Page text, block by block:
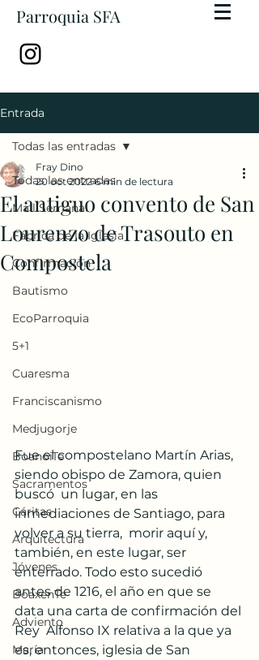
Parroquia SFA
Entrada
Todas las entradas
Mail Semanal
Fábrica de la Iglesia
Confirmación
Bautismo
EcoParroquia
5+1
Cuaresma
Franciscanismo
Medjugorje
BoanoiTe
Sacramentos
Cáritas
Arquitectura
Jóvenes
BoaxenTe
Adviento
María
Todas las entradas
El antiguo convento de San
Lourenzo de Trasouto en
Compostela
Fray Dino
20 oct 2022 6 min de lectura
Fue el compostelano Martín Arias,
siendo obispo de Zamora, quien
buscó  un lugar, en las
inmediaciones de Santiago, para
volver a su tierra,  morir aquí y,
también, en este lugar, ser
enterrado. Todo esto sucedió
antes de 1216, el año en que se
data una carta de confirmación del
Rey  Alfonso IX relativa a la que ya
es, entonces, iglesia de San